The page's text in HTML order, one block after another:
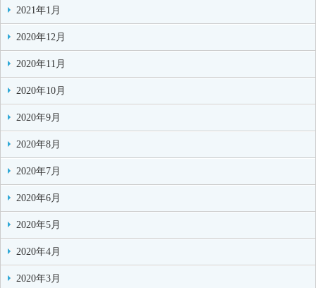
2021年1月
2020年12月
2020年11月
2020年10月
2020年9月
2020年8月
2020年7月
2020年6月
2020年5月
2020年4月
2020年3月